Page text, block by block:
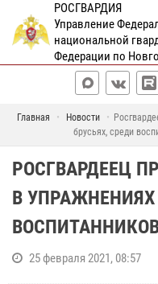
РОСГВАРДИЯ
Управление
национальной
Федерации по
Главная Новости
брусьях, среди
РОСГВАРДЕЕЦ
В
25 февраля 2021, 08:57